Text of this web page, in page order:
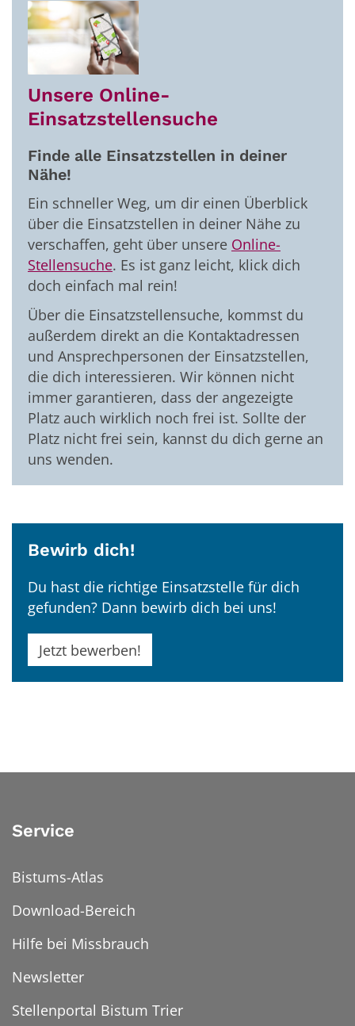
Unsere Online-
Einsatzstellensuche
Finde alle Einsatzstellen in deiner
Nähe!
Ein schneller Weg, um dir einen Überblick
über die Einsatzstellen in deiner Nähe zu
verschaffen, geht über unsere Online-
Stellensuche. Es ist ganz leicht, klick dich
doch einfach mal rein!
Über die Einsatzstellensuche, kommst du
außerdem direkt an die Kontaktadressen
und Ansprechpersonen der Einsatzstellen,
die dich interessieren. Wir können nicht
immer garantieren, dass der angezeigte
Platz auch wirklich noch frei ist. Sollte der
Platz nicht frei sein, kannst du dich gerne an
uns wenden.
Bewirb dich!
Du hast die richtige Einsatzstelle für dich
gefunden? Dann bewirb dich bei uns!
Jetzt bewerben!
Service
Bistums-Atlas
Download-Bereich
Hilfe bei Missbrauch
Newsletter
Stellenportal Bistum Trier